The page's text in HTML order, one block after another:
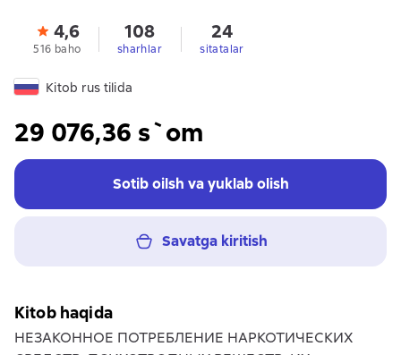
4,6
516 baho
108
sharhlar
24
sitatalar
Kitob rus tilida
29 076,36 s`om
Sotib oilsh va yuklab olish
Savatga kiritish
Kitob haqida
НЕЗАКОННОЕ ПОТРЕБЛЕНИЕ НАРКОТИЧЕСКИХ